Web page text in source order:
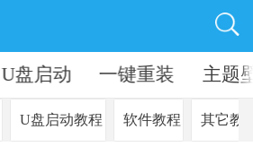
U盘启动 一键重装 主题
U盘启动教程 软件教程 其它教